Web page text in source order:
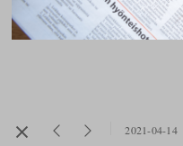
2021-04-14